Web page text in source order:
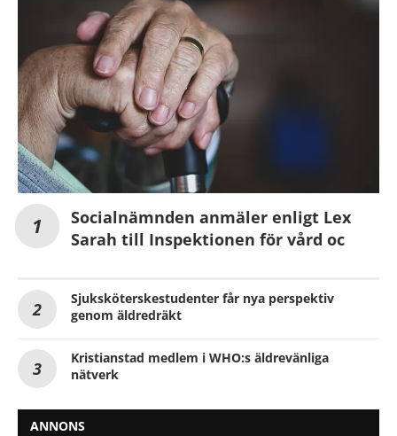
Socialnämnden anmäler enligt Lex
Sarah till Inspektionen för vård oc
Sjuksköterskestudenter får nya perspektiv
genom äldredräkt
Kristianstad medlem i WHO:s äldrevänliga
nätverk
ANNONS